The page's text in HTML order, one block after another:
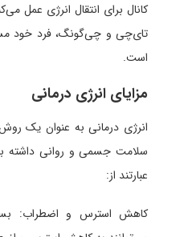
کانال برای انتقال انرژی عمل
تای‌چی و چی‌گونگ، فرد خود
است.
مزایای انرژی درمانی
انرژی درمانی به عنوان یک
سلامت جسمی و روانی داشته
عبارتند از:
کاهش استرس و اضطراب: